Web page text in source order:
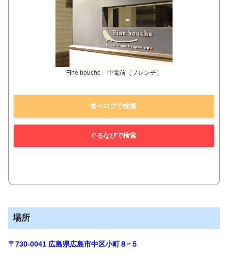
Fine bouche – 中電前（フレンチ）
食べログで検索
ぐるなびで検索
場所
〒730-0041 広島県広島市中区小町８−５